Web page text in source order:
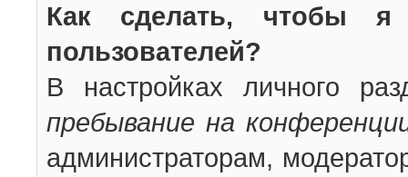
Как сделать, чтобы
пользователей?
В настройках личного
пребывание на
администраторам,